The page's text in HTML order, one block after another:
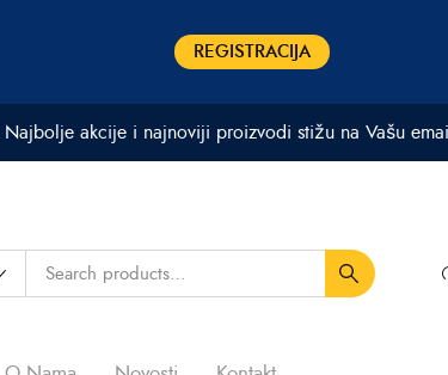
REGISTRACIJA
Najbolje akcije i najnoviji proizvodi stižu na Vašu